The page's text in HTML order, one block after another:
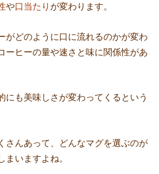
や口当たり が変わります。
がどのように口に流れるのかが変わ
ーヒーの量や速さと味に関係性があ
にも美味しさが変わってくるという
さんあって、どんなマグを選ぶのが
いますよね。